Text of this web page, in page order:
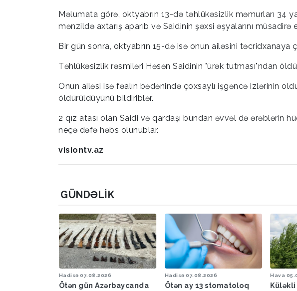
Məlumata görə, oktyabrın 13-də təhlükəsizlik məmurları 34
mənzildə axtarış aparıb və Saidinin şəxsi əşyalarını müsadirə
Bir gün sonra, oktyabrın 15-də isə onun ailəsini təcridxanaya
Təhlükəsizlik rəsmiləri Həsən Saidinin "ürək tutması"ndan
Onun ailəsi isə fəalın bədənində çoxsaylı işgəncə izlərinin
öldürüldüyünü bildiriblər.
2 qız atası olan Saidi və qardaşı bundan əvvəl də ərəblərin
neçə dəfə həbs olunublar.
visiontv.az
GÜNDƏLIK
Hadisə 07.08.2026
Ötən gün Azərbaycanda
Hadisə 07.08.2026
Ötən ay 13 stomatoloq
Hava